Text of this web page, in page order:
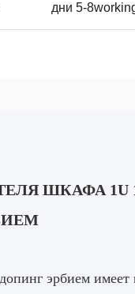
дни 5-
ШКАФА 1U
эрбием